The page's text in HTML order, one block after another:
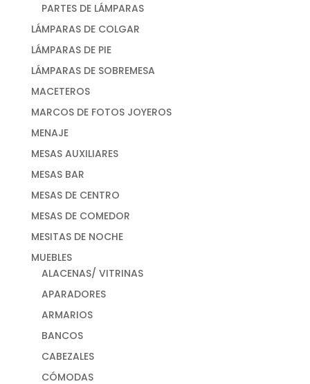
PARTES DE LÁMPARAS
LÁMPARAS DE COLGAR
LÁMPARAS DE PIE
LÁMPARAS DE SOBREMESA
MACETEROS
MARCOS DE FOTOS JOYEROS
MENAJE
MESAS AUXILIARES
MESAS BAR
MESAS DE CENTRO
MESAS DE COMEDOR
MESITAS DE NOCHE
MUEBLES
ALACENAS/ VITRINAS
APARADORES
ARMARIOS
BANCOS
CABEZALES
CÓMODAS